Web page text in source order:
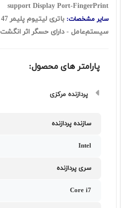
support Display Port-FingerPrint
سایر مشخصات:
سيستم‌عامل - دارای حسگر اثر انگشت
پارامتر های محصول:
پردازنده مرکزی
سازنده پردازنده
Intel
سری پردازنده
Core i7